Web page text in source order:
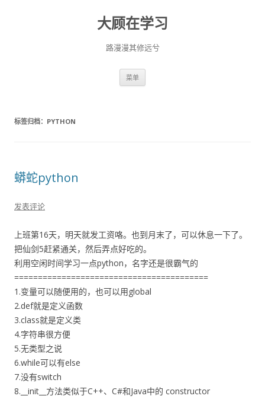
大顾在学习
路漫漫其修远兮
菜单
标签归档： PYTHON
蟒蛇python
发表评论
上班第16天，明天就发工资咯。也到月末了，可以休息一下了。
把仙剑5赶紧通关，然后弄点好吃的。
利用空闲时间学习一点python，名字还是很霸气的
=========================================
1.变量可以随便用的，也可以用global
2.def就是定义函数
3.class就是定义类
4.字符串很方便
5.无类型之说
6.while可以有else
7.没有switch
8.__init__方法类似于C++、C#和Java中的 constructor